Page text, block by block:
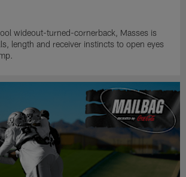
wideout-turned-cornerback, Masses is
length and receiver instincts to open eyes